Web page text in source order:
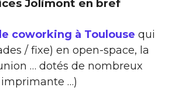
Jolimont en bref
coworking à Toulouse qui
/ fixe) en open-space, la
… dotés de nombreux
…)